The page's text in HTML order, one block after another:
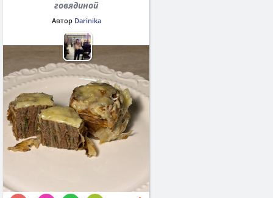
говядиной
Автор Darinika